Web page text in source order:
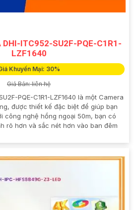
DHI-ITC952-SU2F-PQE-C1R1-
LZF1640
Khuyến Mại: 30%
Giá Bán: liên hệ
PQE-C1R1-LZF1640 là một Camera
được thiết kế đặc biệt để giúp bạn
công nghệ hồng ngoại 50m, bạn có
rõ hơn và sắc nét hơn vào ban đêm